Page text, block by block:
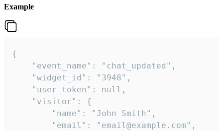
Example
{
    "event_name": "chat_updated",
    "widget_id": "3948",
    "user_token": null,
    "visitor": {
        "name": "John Smith",
        "email": "email@example.com",